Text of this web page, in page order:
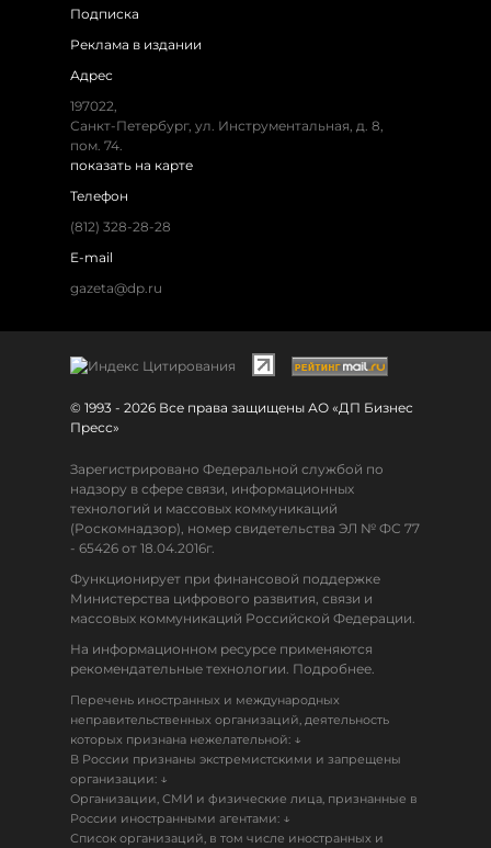
Подписка
Реклама в издании
Адрес
197022,
Санкт-Петербург, ул. Инструментальная, д. 8,
пом. 74.
показать на карте
Телефон
(812) 328-28-28
E-mail
gazeta@dp.ru
© 1993 - 2026 Все права защищены АО «ДП Бизнес
Пресс»
Зарегистрировано Федеральной службой по
надзору в сфере связи, информационных
технологий и массовых коммуникаций
(Роскомнадзор), номер свидетельства ЭЛ № ФС 77
- 65426 от 18.04.2016г.
Функционирует при финансовой поддержке
Министерства цифрового развития, связи и
массовых коммуникаций Российской Федерации.
На информационном ресурсе применяются
рекомендательные технологии. Подробнее.
Перечень иностранных и международных
неправительственных организаций, деятельность
которых признана нежелательной: ↓
В России признаны экстремистскими и запрещены
организации: ↓
Организации, СМИ и физические лица, признанные в
России иностранными агентами: ↓
Список организаций, в том числе иностранных и